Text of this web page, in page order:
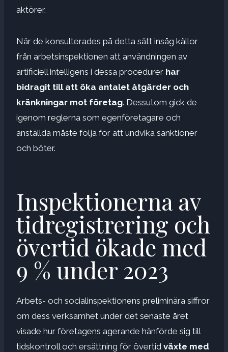
aktörer.
När de konsulterades på detta sätt insåg källor
från arbetsinspektionen att användningen av
artificiell intelligens i dessa procedurer har
bidragit till att öka antalet åtgärder och
kränkningar mot företag. Dessutom gick de
igenom reglerna som egenföretagare och
anställda måste följa för att undvika sanktioner
och böter.
Inspektionerna av
tidregistrering och
övertid ökade med
9 % under 2023
Arbets- och socialinspektionens preliminära siffror
om dess verksamhet under det senaste året
visade hur företagens agerande hänförde sig till
tidskontroll och ersättning för övertid växte med